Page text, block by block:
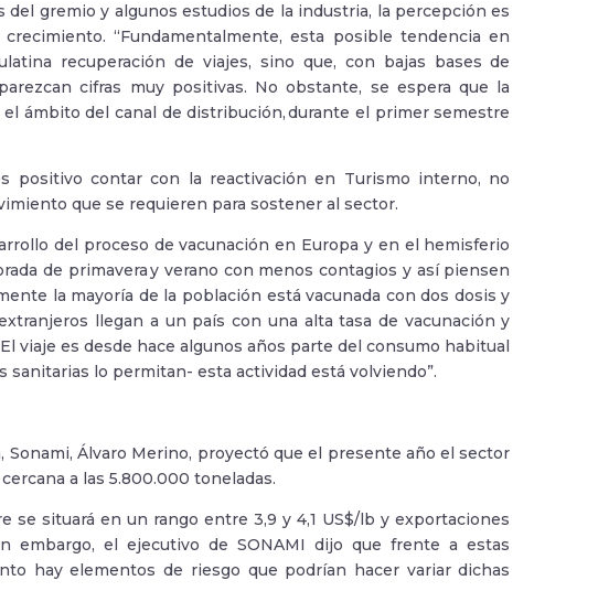
del gremio y algunos estudios de la industria, la percepción es
“Fundamentalmente, esta posible tendencia en
recuperación de viajes, sino que, con bajas bases de
cifras muy positivas. No obstante, se espera que la
ámbito del canal de distribución, durante el primer semestre
positivo contar con la reactivación en Turismo interno, no
que se requieren para sostener al sector.
del proceso de vacunación en Europa y en el hemisferio
de primavera y verano con menos contagios y así piensen
la mayoría de la población está vacunada con dos dosis y
llegan a un país con una alta tasa de vacunación y
es desde hace algunos años parte del consumo habitual
sanitarias lo permitan- esta actividad está volviendo”.
Álvaro Merino, proyectó que el presente año el sector
a las 5.800.000 toneladas.
situará en un rango entre 3,9 y 4,1 US$/lb y exportaciones
el ejecutivo de SONAMI dijo que frente a estas
hay elementos de riesgo que podrían hacer variar dichas